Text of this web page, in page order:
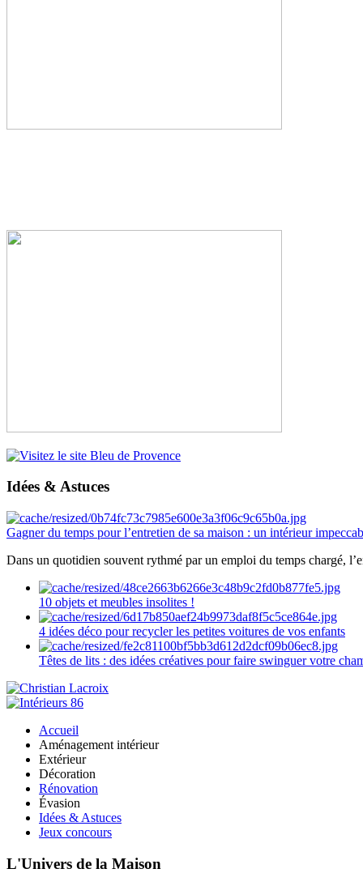
Idées & Astuces
Gagner du temps pour l’entretien de sa maison : un intérieur
Dans un quotidien souvent rythmé par un emploi du temps chargé,
10 objets et meubles insolites !
4 idées déco pour recycler les petites voitures de vos enfants
Têtes de lits : des idées créatives pour faire swinguer votre
Accueil
Aménagement intérieur
Extérieur
Décoration
Rénovation
Évasion
Idées & Astuces
Jeux concours
L'Univers de la Maison